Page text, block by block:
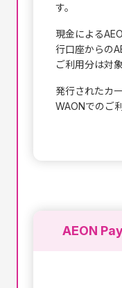
す。
現金による
行口座からの
ご利用分は対
発行されたカ
WAONでのご
AEON